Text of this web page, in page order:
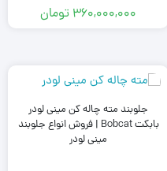
360,000,000 تومان
جلوبند مته چاله کن مینی لودر
بابکت Bobcat | فروش انواع جلوبند
مینی لودر